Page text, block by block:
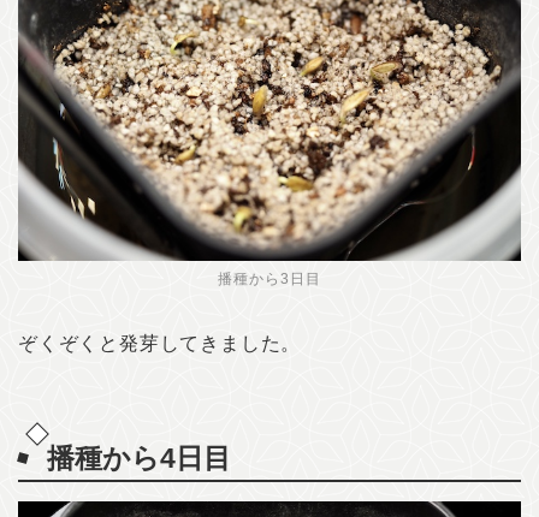
播種から3日目
ぞくぞくと発芽してきました。
播種から4日目